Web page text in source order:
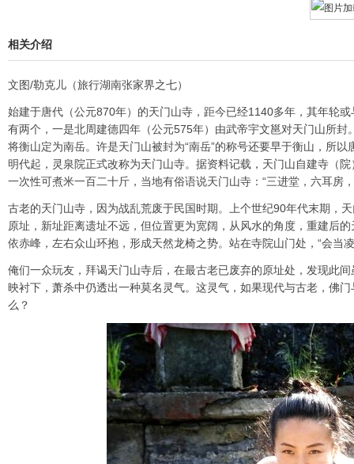
相关介绍
文图/勒克儿（旅行湖南张家界之七）
始建于唐代（公元870年）的天门山寺，距今已经1140多年，其年轮
有两个，一是北周建德四年（公元575年）由武帝宇文邕对天门山所
将衡山定为南岳。许是天门山被封为“南岳”的称号还要早于衡山，所
明代起，灵泉院正式改称为天门山寺。据资料记载，天门山自建寺（
一次性可煮米一百二十斤，当地有俗语说天门山寺：“三进堂，六耳房
古老的天门山寺，因为战乱荒废于民国时期。上个世纪90年代末期，
原址，新址距离遗址不远，但位置更为宽阔，从风水的角度，重建后
依赤峰，左右众山环抱，形成天然龙椅之势。站在寺院山门处，“会当
俺们一众玩友，拜谒天门山寺后，在最古老已废弃的原址处，发现此
映衬下，萧杀中仍透出一种莫名灵气。这灵气，如果现代与古老，佛
么？